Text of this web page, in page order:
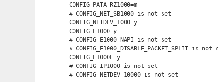
CONFIG_PATA_RZ1000=m
# CONFIG_NET_SB1000 is not set
CONFIG_NETDEV_1000=y
CONFIG_E1000=y
# CONFIG_E1000_NAPI is not set
# CONFIG_E1000_DISABLE_PACKET_SPLIT is not
CONFIG_E1000E=y
# CONFIG_IP1000 is not set
# CONFIG_NETDEV_10000 is not set